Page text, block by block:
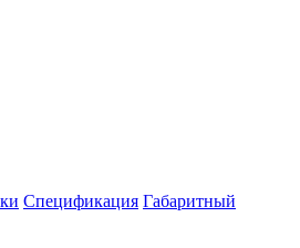
Спецификация Габаритный